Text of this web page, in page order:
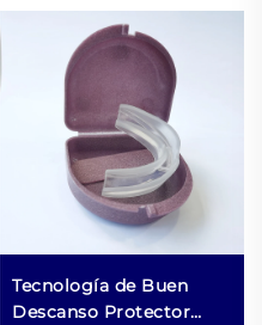
Tecnología de Buen
Descanso Protector